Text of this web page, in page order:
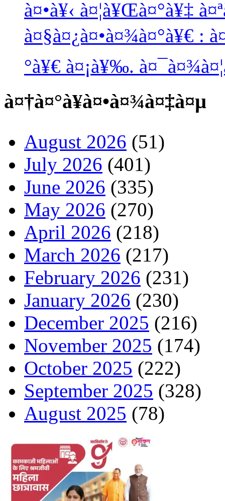
à¤•à¥‹ à¤¦à¥Œà¤°à¥‡
à¤§à¤¿à¤•à¤¾à¤°à¥€ :
°à¥€ à¤¡à¥‰.
à¤†à¤°à¥à¤•à¤¾à¤‡à¤µ
August 2026 (51)
July 2026 (401)
June 2026 (335)
May 2026 (270)
April 2026 (218)
March 2026 (217)
February 2026 (231)
January 2026 (230)
December 2025 (216)
November 2025 (174)
October 2025 (222)
September 2025 (328)
August 2025 (78)